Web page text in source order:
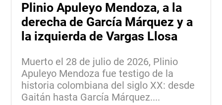
Plinio Apuleyo Mendoza, a la
derecha de García Márquez y a
la izquierda de Vargas Llosa
Muerto el 28 de julio de 2026, Plinio
Apuleyo Mendoza fue testigo de la
historia colombiana del siglo XX: desde
Gaitán hasta García Márquez....